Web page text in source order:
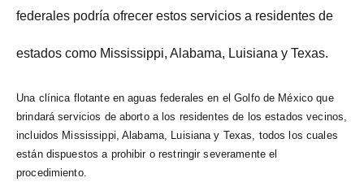
federales podría ofrecer estos servicios a residentes de
estados como Mississippi, Alabama, Luisiana y Texas.
Una clínica flotante en aguas federales en el Golfo de México que
brindará servicios de aborto a los residentes de los estados vecinos,
incluidos Mississippi, Alabama, Luisiana y Texas, todos los cuales
están dispuestos a prohibir o restringir severamente el
procedimiento.